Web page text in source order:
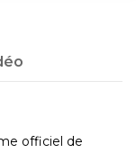
officiel de